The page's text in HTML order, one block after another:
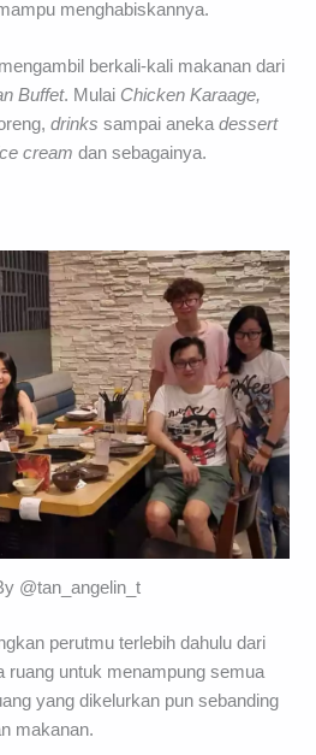
menghabiskannya.
berkali-kali makanan dari
Buffet. Mulai Chicken Karaage,
drinks sampai anekadessert
cream dan sebagainya.
@tan_angelin_t
perutmu terlebih dahulu dari
ruang untuk menampung semua
yang dikelurkan pun sebanding
makanan.